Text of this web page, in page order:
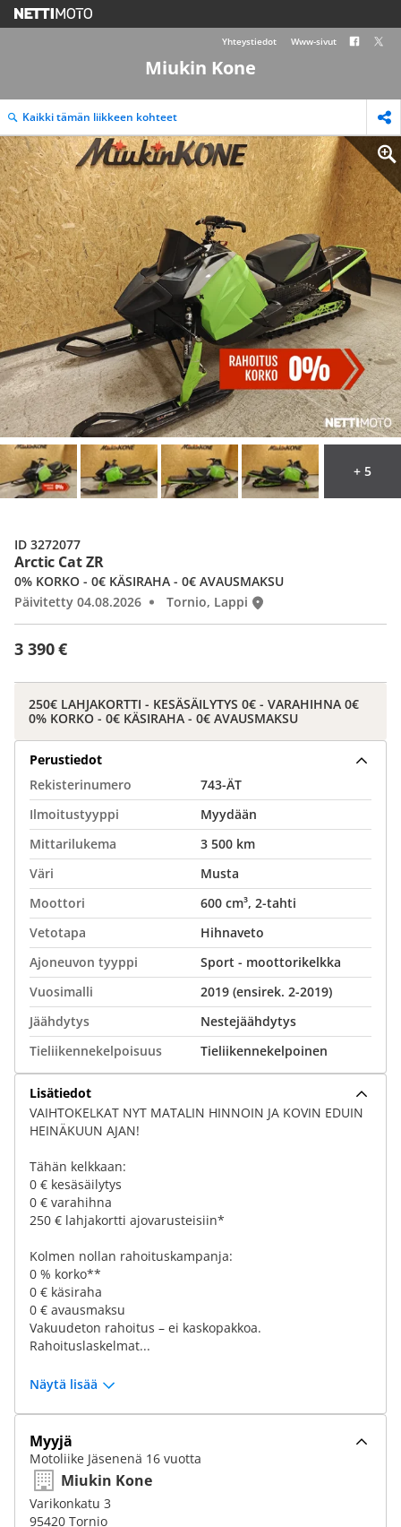
Miukin Kone
Yhteystiedot Www-sivut
Kaikki tämän liikkeen kohteet
Arctic Cat ZR
3 390 €
0% KORKO - 0€ KÄSIRAHA - 0€ AVAUSMAKSU
Päivitetty 04.08.2026
Tornio, Lappi
ID 3272077
+ 5
250€ LAHJAKORTTI - KESÄSÄILYTYS 0€ - VARAHIHNA 0€
0% KORKO - 0€ KÄSIRAHA - 0€ AVAUSMAKSU
Perustiedot
Rekisterinumero
743-ÄT
Ilmoitustyyppi
Myydään
Mittarilukema
3 500 km
Väri
Musta
Moottori
600 cm³, 2-tahti
Vetotapa
Hihnaveto
Ajoneuvon tyyppi
Sport - moottorikelkka
Vuosimalli
2019 (ensirek. 2-2019)
Jäähdytys
Nestejäähdytys
Tieliikennekelpoisuus
Tieliikennekelpoinen
Lisätiedot
VAIHTOKELKAT NYT MATALIN HINNOIN JA KOVIN EDUIN
HEINÄKUUN AJAN!
Tähän kelkkaan:
0 € kesäsäilytys
0 € varahihna
250 € lahjakortti ajovarusteisiin*
Kolmen nollan rahoituskampanja:
0 % korko**
0 € käsiraha
0 € avausmaksu
Vakuudeton rahoitus – ei kaskopakkoa.
Rahoituslaskelmat...
Näytä lisää
Myyjä
Motoliike Jäsenenä 16 vuotta
Miukin Kone
Varikonkatu 3
95420 Tornio